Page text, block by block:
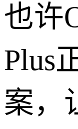
也许
Plus
案，